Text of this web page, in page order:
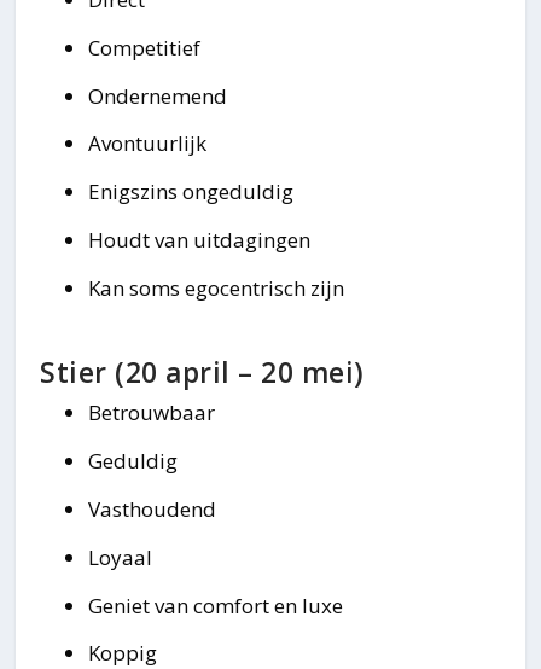
Competitief
Ondernemend
Avontuurlijk
Enigszins ongeduldig
Houdt van uitdagingen
Kan soms egocentrisch zijn
Stier (20 april – 20 mei)
Betrouwbaar
Geduldig
Vasthoudend
Loyaal
Geniet van comfort en luxe
Koppig